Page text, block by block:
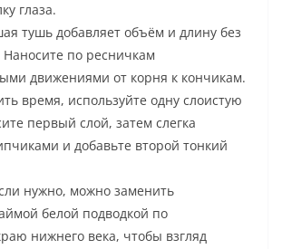
глаза.
тушь добавляет объём и длину без
по ресничкам
движениями от корня к кончикам.
время, используйте одну слоистую
первый слой, затем слегка
и добавьте второй тонкий
нужно, можно заменить
белой подводкой по
нижнего века, чтобы взгляд